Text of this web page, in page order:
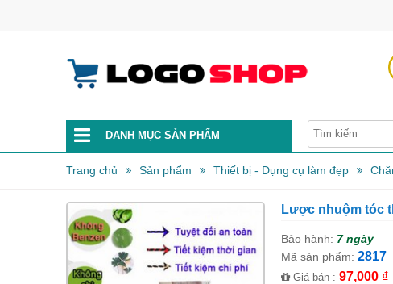
DANH MỤC SẢN PHẨM
Trang chủ Sản phẩm Thiết bị - Dụng cụ làm đẹp
Lược nhuộm tóc
Bảo hành: 7 ngày
Mã sản phẩm: 2817
Giá bán : 97,000 ₫